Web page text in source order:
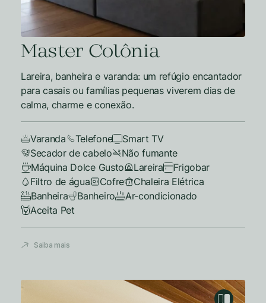
Master Colônia
Lareira, banheira e varanda: um refúgio encantador
para casais ou famílias pequenas viverem dias de
calma, charme e conexão.
Varanda Telefone
Smart TV
Secador de cabelo
Não fumante
Máquina Dolce Gusto
Lareira
Frigobar
Filtro de água
Cofre
Chaleira Elétrica
Banheira
Banheiro
Ar-condicionado
Aceita Pet
Saiba mais